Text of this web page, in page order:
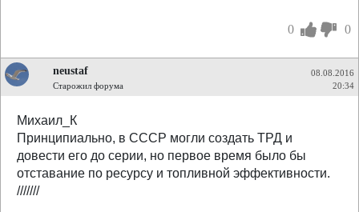
0 0
neustaf
Старожил форума
08.08.2016
20:34
Михаил_К
Принципиально, в СССР могли создать ТРД и
довести его до серии, но первое время было бы
отставание по ресурсу и топливной эффективности.
///////